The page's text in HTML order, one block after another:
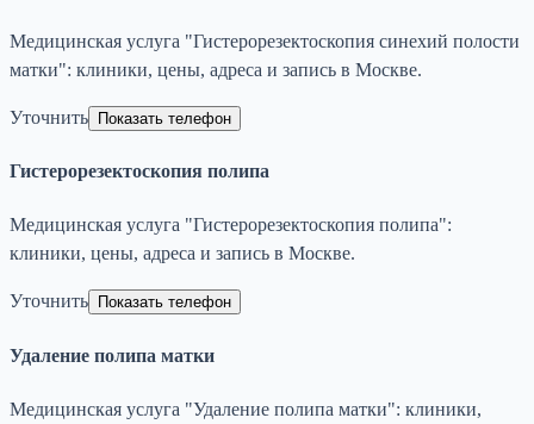
Медицинская услуга "Гистерорезектоскопия синехий полости
матки": клиники, цены, адреса и запись в Москве.
Уточнить Показать телефон
Гистерорезектоскопия полипа
Медицинская услуга "Гистерорезектоскопия полипа":
клиники, цены, адреса и запись в Москве.
Уточнить Показать телефон
Удаление полипа матки
Медицинская услуга "Удаление полипа матки": клиники,